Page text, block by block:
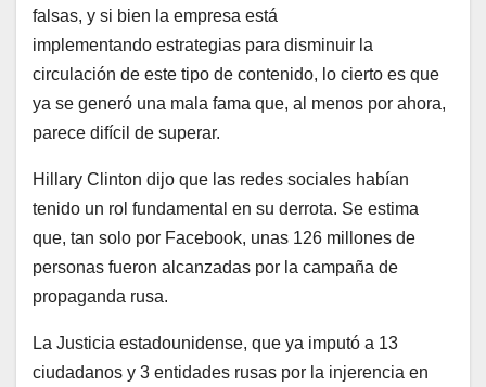
falsas, y si bien la empresa está
implementando estrategias para disminuir la
circulación de este tipo de contenido, lo cierto es que
ya se generó una mala fama que, al menos por ahora,
parece difícil de superar.
Hillary Clinton dijo que las redes sociales habían
tenido un rol fundamental en su derrota. Se estima
que, tan solo por Facebook, unas 126 millones de
personas fueron alcanzadas por la campaña de
propaganda rusa.
La Justicia estadounidense, que ya imputó a 13
ciudadanos y 3 entidades rusas por la injerencia en